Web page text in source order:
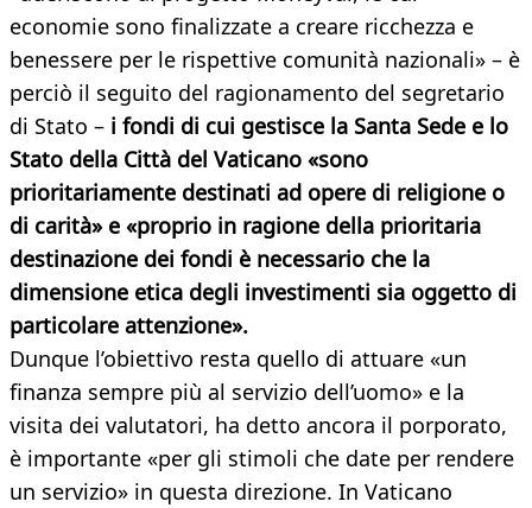
economie sono finalizzate a creare ricchezza e
benessere per le rispettive comunità nazionali» – è
perciò il seguito del ragionamento del segretario
di Stato – i fondi di cui gestisce la Santa Sede e lo
Stato della Città del Vaticano «sono
prioritariamente destinati ad opere di religione o
di carità» e «proprio in ragione della prioritaria
destinazione dei fondi è necessario che la
dimensione etica degli investimenti sia oggetto di
particolare attenzione».
Dunque l’obiettivo resta quello di attuare «un
finanza sempre più al servizio dell’uomo» e la
visita dei valutatori, ha detto ancora il porporato,
è importante «per gli stimoli che date per rendere
un servizio» in questa direzione. In Vaticano